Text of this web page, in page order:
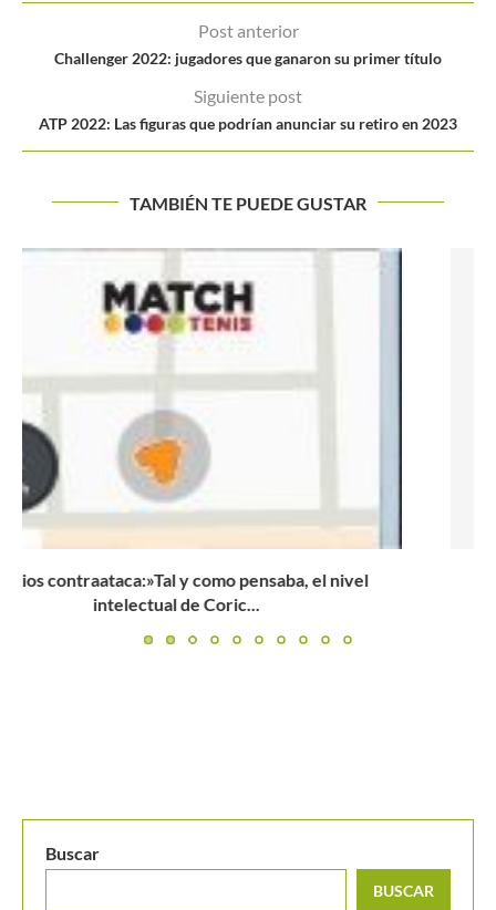
Post anterior
Challenger 2022: jugadores que ganaron su primer título
Siguiente post
ATP 2022: Las figuras que podrían anunciar su retiro en 2023
TAMBIÉN TE PUEDE GUSTAR
Indian Wells 2024: Carlos Alcaraz ganó uno de los
mejores...
Buscar
BUSCAR